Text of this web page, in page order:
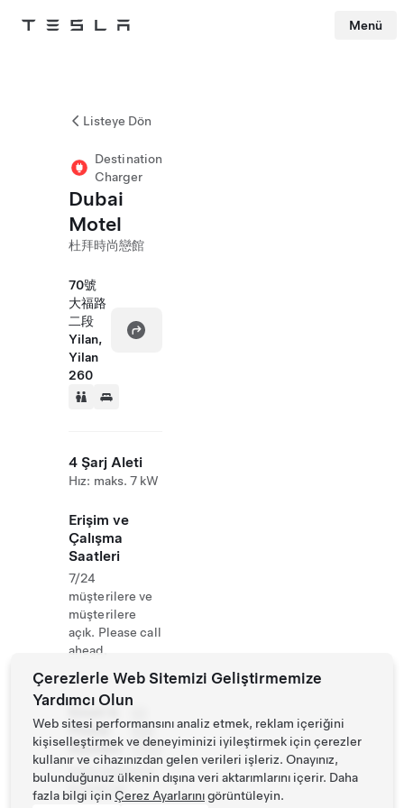
Tesla Menü
Listeye Dön
Destination
Charger
Dubai
Motel
杜拜時尚戀館
70號
大福路
二段
Yilan,
Yilan
260
4 Şarj Aleti
Hız: maks. 7 kW
Erişim ve
Çalışma
Saatleri
7/24
müşterilere ve
müşterilere
açık. Please call
ahead.
Phone
Number
928
7700
www.dubaimot
el.com.tw
Çerezlerle Web Sitemizi Geliştirmemize
Yardımcı Olun
Web sitesi performansını analiz etmek, reklam içeriğini
kişiselleştirmek ve deneyiminizi iyileştirmek için çerezler
kullanır ve cihazınızdan gelen verileri işleriz. Onayınız,
bulunduğunuz ülkenin dışına veri aktarımlarını içerir. Daha
fazla bilgi için Çerez Ayarlarınıgörüntüleyin.